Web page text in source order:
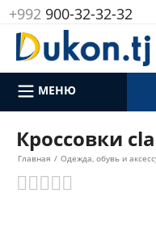
+992900-32-32-32
МЕНЮ
Кроссовки
Главная / Одежда, обувь и